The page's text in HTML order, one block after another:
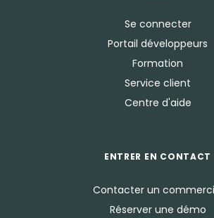
Se connecter
Portail développeurs
Formation
Service client
Centre d'aide
ENTRER EN CONTACT
Contacter un
Réserver une démo